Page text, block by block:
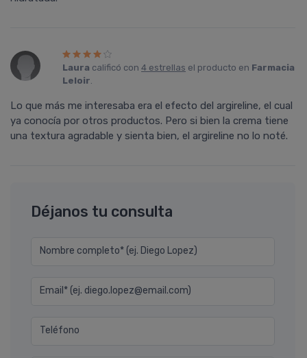
Laura calificó con4 estrellas el producto en Farmacia
Leloir.
Lo que más me interesaba era el efecto del argireline, el cual
ya conocí­a por otros productos. Pero si bien la crema tiene
una textura agradable y sienta bien, el argireline no lo noté.
Déjanos tu consulta
Nombre completo* (ej. Diego Lopez)
Email* (ej. diego.lopez@email.com)
Teléfono